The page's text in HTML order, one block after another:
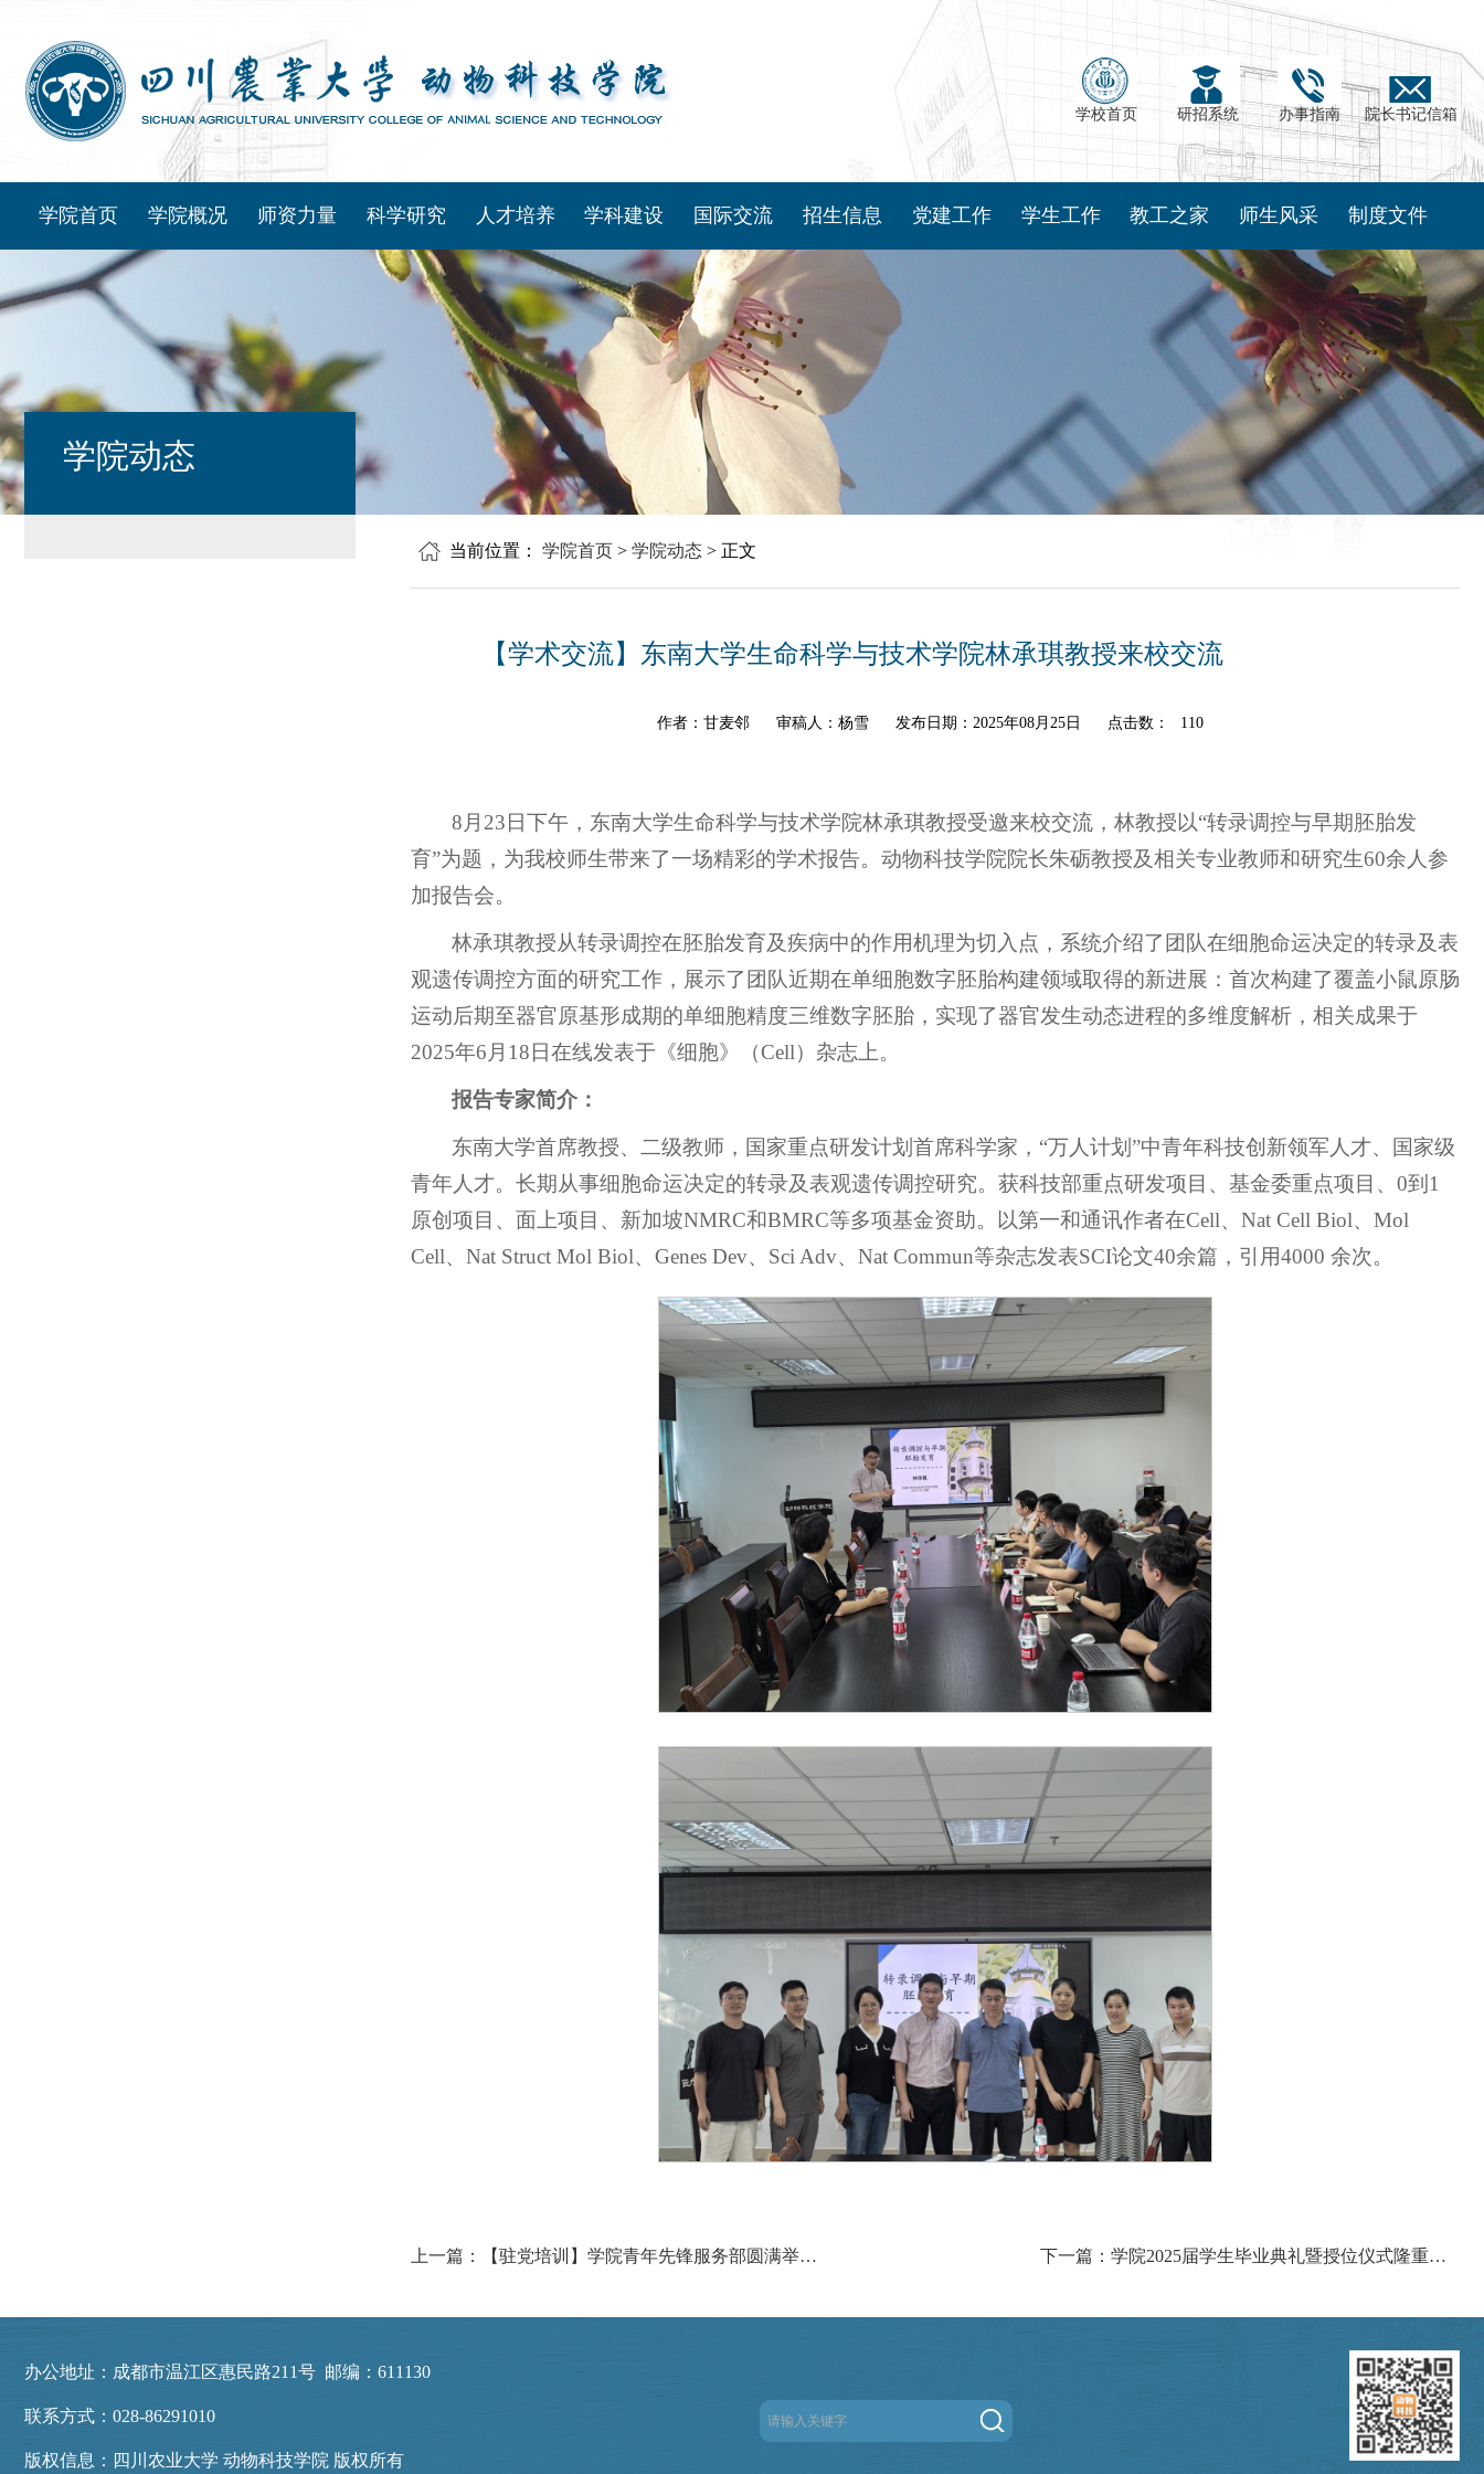
学校首页 研招系统 办事指南 院长书记信箱
学院首页 学院概况 师资力量 科学研究 人才培养 学科建设 国际交流 招生信息 党建工作 学生工作 教工之家 师生风采 制度文件
学院动态
当前位置： 学院首页 > 学院动态 > 正文
【学术交流】东南大学生命科学与技术学院林承琪教授来校交流
作者：甘麦邻 审稿人：杨雪 发布日期：2025年08月25日 点击数： 110
8月23日下午，东南大学生命科学与技术学院林承琪教授受邀来校交流，林教授以“转录调控与早期胚胎发
育”为题，为我校师生带来了一场精彩的学术报告。动物科技学院院长朱砺教授及相关专业教师和研究生60余人参
加报告会。
林承琪教授从转录调控在胚胎发育及疾病中的作用机理为切入点，系统介绍了团队在细胞命运决定的转录及表
观遗传调控方面的研究工作，展示了团队近期在单细胞数字胚胎构建领域取得的新进展：首次构建了覆盖小鼠原肠
运动后期至器官原基形成期的单细胞精度三维数字胚胎，实现了器官发生动态进程的多维度解析，相关成果于
2025年6月18日在线发表于《细胞》（Cell）杂志上。
报告专家简介：
东南大学首席教授、二级教师，国家重点研发计划首席科学家，“万人计划”中青年科技创新领军人才、国家级
青年人才。长期从事细胞命运决定的转录及表观遗传调控研究。获科技部重点研发项目、基金委重点项目、0到1
原创项目、面上项目、新加坡NMRC和BMRC等多项基金资助。以第一和通讯作者在Cell、Nat Cell Biol、Mol
Cell、Nat Struct Mol Biol、Genes Dev、Sci Adv、Nat Commun等杂志发表SCI论文40余篇，引用4000 余次。
下一篇：学院2025届学生毕业典礼暨授位仪式隆重举行
上一篇：【驻党培训】学院青年先锋服务部圆满举办2025年驻班党员培训会 筑牢班级党建工作“桥头堡”
办公地址：成都市温江区惠民路211号 邮编：611130
联系方式：028-86291010
版权信息：四川农业大学 动物科技学院 版权所有